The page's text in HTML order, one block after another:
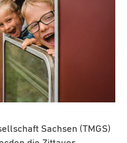
Sachsen (TMGS)